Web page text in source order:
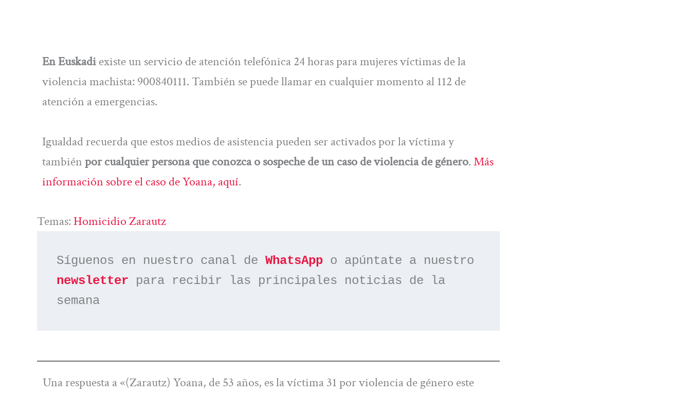
En Euskadiexiste un servicio de atención telefónica 24 horas para mujeres víctimas de la
violencia machista: 900840111. También se puede llamar en cualquier momento al 112 de
atención a emergencias.
Igualdad recuerda que estos medios de asistencia pueden ser activados por la víctima y
tambiénpor cualquier persona que conozca o sospeche de un caso de violencia de género.Más
información sobre el caso de Yoana, aquí.
Temas: Homicidio Zarautz
Síguenos en nuestro canal de WhatsApp
newsletter para recibir las principales noticias de la
semana
Una respuesta a «(Zarautz) Yoana, de 53 años, es la víctima 31 por violencia de género este